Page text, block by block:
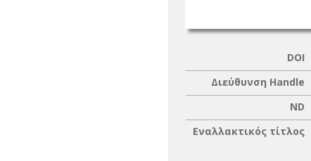
DOI
Διεύθυνση Handle
ND
Εναλλακτικός τίτλος